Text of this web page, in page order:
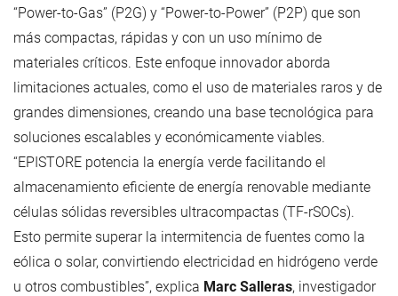
“Power-to-Gas” (P2G) y “Power-to-Power” (P2P) que son
más compactas, rápidas y con un uso mínimo de
materiales críticos. Este enfoque innovador aborda
limitaciones actuales, como el uso de materiales raros y de
grandes dimensiones, creando una base tecnológica para
soluciones escalables y económicamente viables.
“EPISTORE potencia la energía verde facilitando el
almacenamiento eficiente de energía renovable mediante
células sólidas reversibles ultracompactas (TF-rSOCs).
Esto permite superar la intermitencia de fuentes como la
eólica o solar, convirtiendo electricidad en hidrógeno verde
u otros combustibles”, explica Marc Salleras, investigador